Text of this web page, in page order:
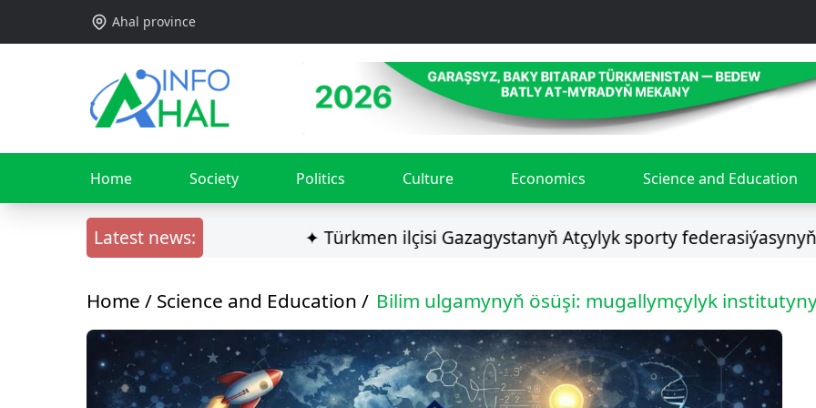
Ahal province
Home Society Politics Culture Economics Science and Education
Latest news: ✦ Türkmen ilçisi Gazagystanyň Atçylyk sporty federasiýasynyň
Home / Science and Education / Bilim ulgamynyň ösüşi: mugallymçylyk